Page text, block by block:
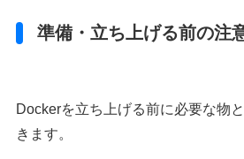
準備・立ち上げる前の注
Dockerを立ち上げる前に必要な物
きます。